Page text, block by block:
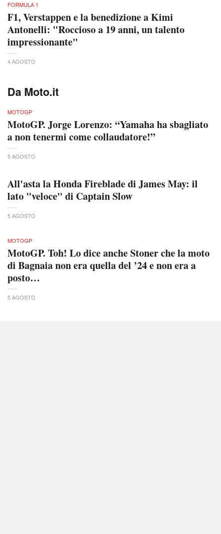
FORMULA 1
F1, Verstappen e la benedizione a Kimi
Antonelli: "Roccioso a 19 anni, un talento
impressionante"
4 AGOSTO
Da Moto.it
MOTOGP
MotoGP. Jorge Lorenzo: “Yamaha ha sbagliato
a non tenermi come collaudatore!”
5 AGOSTO
All'asta la Honda Fireblade di James May: il
lato "veloce" di Captain Slow
5 AGOSTO
MOTOGP
MotoGP. Toh! Lo dice anche Stoner che la moto
di Bagnaia non era quella del ’24 e non era a
posto…
5 AGOSTO